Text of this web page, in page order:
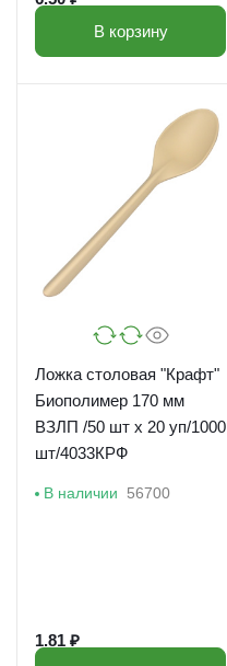
В корзину
Ложка столовая "Крафт"
Биополимер 170 мм
ВЗЛП /50 шт х 20 уп/1000
шт/4033КРФ
В наличии 56700
1.81 ₽